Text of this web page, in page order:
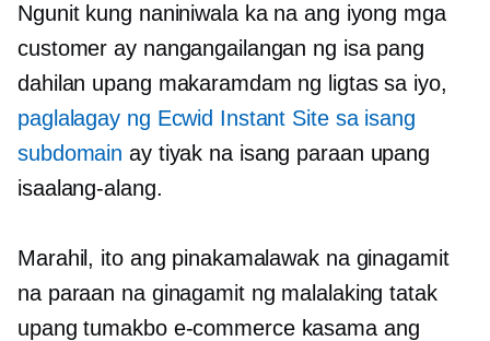
Ngunit kung naniniwala ka na ang iyong mga
customer ay nangangailangan ng isa pang
dahilan upang makaramdam ng ligtas sa iyo,
paglalagay ng Ecwid Instant Site sa isang
subdomain ay tiyak na isang paraan upang
isaalang-alang.
Marahil, ito ang pinakamalawak na ginagamit
na paraan na ginagamit ng malalaking tatak
upang tumakbo e-commercekasama ang